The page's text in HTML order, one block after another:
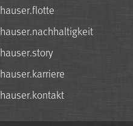
hauser.flotte
hauser.nachhaltigkeit
hauser.story
hauser.karriere
hauser.kontakt